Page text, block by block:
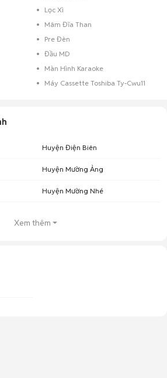
Lọc Xì
Mâm Đĩa Than
Pre Đèn
Đầu MD
Màn Hình Karaoke
Máy Cassette Toshiba Ty-Cwu11
Huyện Điện Biên
Huyện Mường Ảng
Huyện Mường Nhé
Xem thêm